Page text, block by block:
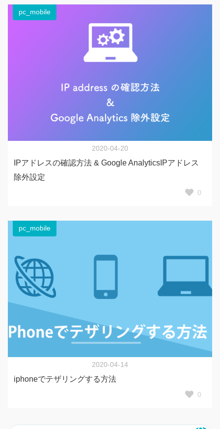
pc_mobile
2020-04-20
IPアドレスの確認方法 & Google AnalyticsIPアドレス
除外設定
0
pc_mobile
2020-04-14
iphoneでテザリングする方法
0